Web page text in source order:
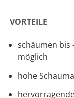
VORTEILE
schäumen bis
möglich
hohe